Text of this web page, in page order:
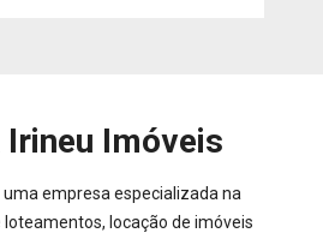
Irineu Imóveis
uma empresa especializada na
locação de imóveis